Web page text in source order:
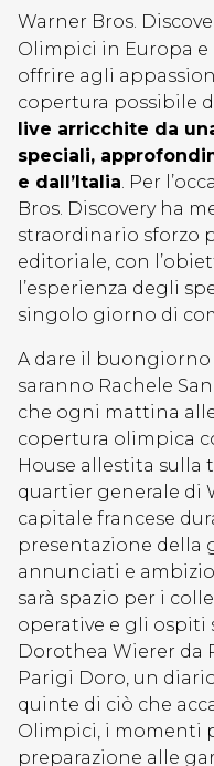
Warner Bros.
Olimpici in Europa e
offrire agli
copertura possibile
live arricchite da
speciali,
e dall’Italia. Per
Bros. Discovery ha
straordinario sforzo
editoriale, con
l’esperienza degli
singolo giorno di
A dare il
saranno Rachele
che ogni mattina
copertura olimpica
House allestita sulla
quartier generale di
capitale francese
presentazione della
annunciati e
sarà spazio per i
operative e gli ospiti
Dorothea Wierer da
Parigi Doro, un
quinte di ciò che
Olimpici, i momenti
preparazione alle